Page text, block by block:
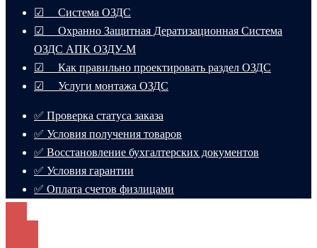
☑ Система ОЗДС
☑ Охранно Защитная Дератизационная Система
ОЗДС АПК ОЗДУ-М
☑ Как правильно проектировать раздел ОЗДС
☑ Услуги монтажа ОЗДС
✅ Проверка статуса заказа
✅ Условия получения товаров
✅ Восстановление бухгалтерских документов
✅ Условия гарантии
✅ Оплата счетов физлицами